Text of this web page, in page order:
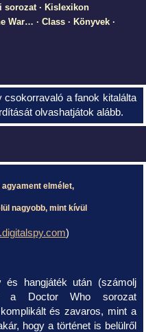
sorozat· Kislexikon
War… · Class · Könyvek ·
a fanok kitalálta
olvashatjátok alább.
elmélet,
nagyobb, mint kívül
)
hangjáték után (számolj
a Doctor Who sorozat
és zavaros, mint a
hogy a történet is belülről